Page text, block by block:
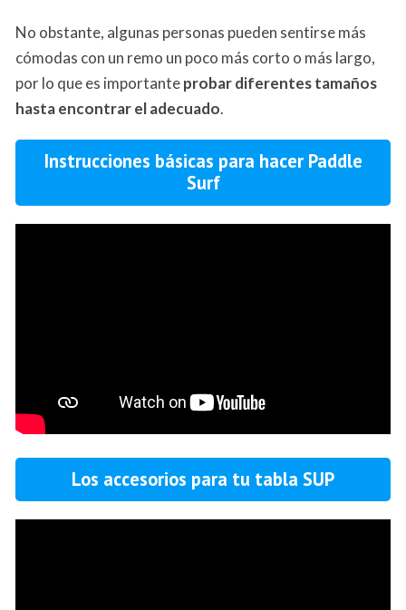
No obstante, algunas personas pueden sentirse más
cómodas con un remo un poco más corto o más largo,
por lo que es importanteprobar diferentes tamaños
hasta encontrar el adecuado.
Instrucciones básicas para hacer Paddle
Surf
Los accesorios para tu tabla SUP